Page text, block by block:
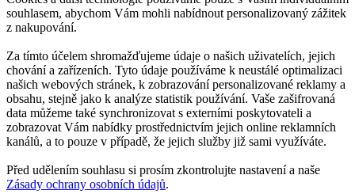
souhlasem, abychom Vám mohli nabídnout personalizovaný zážitek
z nakupování.
Za tímto účelem shromažďujeme údaje o našich uživatelích, jejich
chování a zařízeních. Tyto údaje používáme k neustálé optimalizaci
našich webových stránek, k zobrazování personalizované reklamy a
obsahu, stejně jako k analýze statistik používání. Vaše zašifrovaná
data můžeme také synchronizovat s externími poskytovateli a
zobrazovat Vám nabídky prostřednictvím jejich online reklamních
kanálů, a to pouze v případě, že jejich služby již sami využíváte.
Před udělením souhlasu si prosím zkontrolujte nastavení a naše
Zásady ochrany osobních údajů.